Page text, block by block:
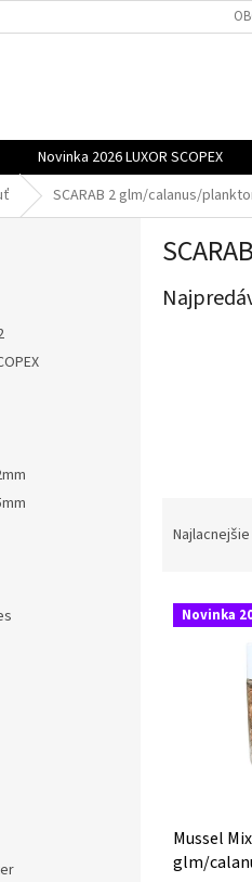
Novinka 2026 LUXOR SCOPEX
SCARAB 2 glm/calanus/
Najlacnejšie
Novinka
Mussel
glm/